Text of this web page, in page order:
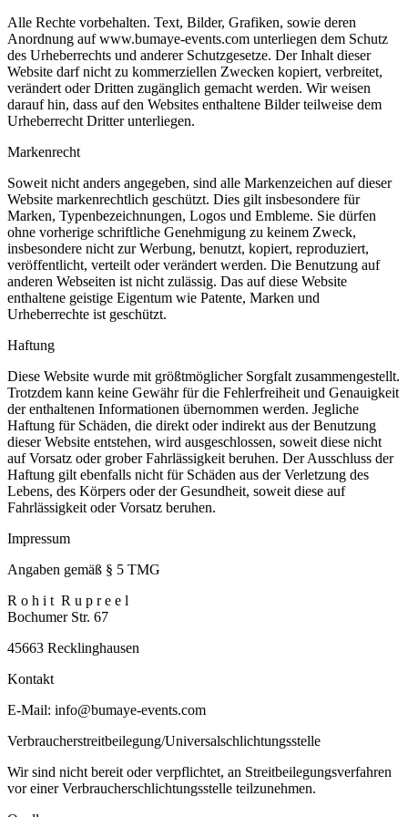
Alle Rechte vorbehalten. Text, Bilder, Grafiken, sowie deren
Anordnung auf www.bumaye-events.com unterliegen dem Schutz
des Urheberrechts und anderer Schutzgesetze. Der Inhalt dieser
Website darf nicht zu kommerziellen Zwecken kopiert, verbreitet,
verändert oder Dritten zugänglich gemacht werden. Wir weisen
darauf hin, dass auf den Websites enthaltene Bilder teilweise dem
Urheberrecht Dritter unterliegen.
Markenrecht
Soweit nicht anders angegeben, sind alle Markenzeichen auf dieser
Website markenrechtlich geschützt. Dies gilt insbesondere für
Marken, Typenbezeichnungen, Logos und Embleme. Sie dürfen
ohne vorherige schriftliche Genehmigung zu keinem Zweck,
insbesondere nicht zur Werbung, benutzt, kopiert, reproduziert,
veröffentlicht, verteilt oder verändert werden. Die Benutzung auf
anderen Webseiten ist nicht zulässig. Das auf diese Website
enthaltene geistige Eigentum wie Patente, Marken und
Urheberrechte ist geschützt.
Haftung
Diese Website wurde mit größtmöglicher Sorgfalt zusammengestellt.
Trotzdem kann keine Gewähr für die Fehlerfreiheit und Genauigkeit
der enthaltenen Informationen übernommen werden. Jegliche
Haftung für Schäden, die direkt oder indirekt aus der Benutzung
dieser Website entstehen, wird ausgeschlossen, soweit diese nicht
auf Vorsatz oder grober Fahrlässigkeit beruhen. Der Ausschluss der
Haftung gilt ebenfalls nicht für Schäden aus der Verletzung des
Lebens, des Körpers oder der Gesundheit, soweit diese auf
Fahrlässigkeit oder Vorsatz beruhen.
Impressum
Angaben gemäß § 5 TMG
R o h i t R u p r e e l
Bochumer Str. 67
45663 Recklinghausen
Kontakt
E-Mail: info@bumaye-events.com
Verbraucherstreitbeilegung/Universalschlichtungsstelle
Wir sind nicht bereit oder verpflichtet, an Streitbeilegungsverfahren
vor einer Verbraucherschlichtungsstelle teilzunehmen.